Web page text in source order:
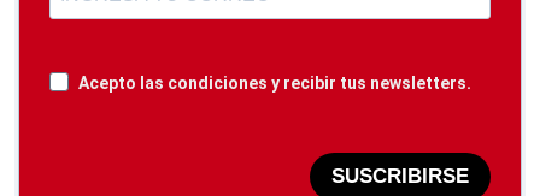
Acepto las condiciones y recibir tus newsletters.
SUSCRIBIRSE